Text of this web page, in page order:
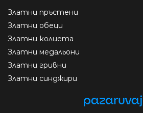
Златни пръстени
Златни обеци
Златни колиета
Златни медальони
Златни гривни
Златни синджири